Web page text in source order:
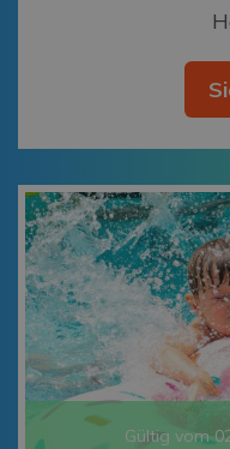
Gültig vom